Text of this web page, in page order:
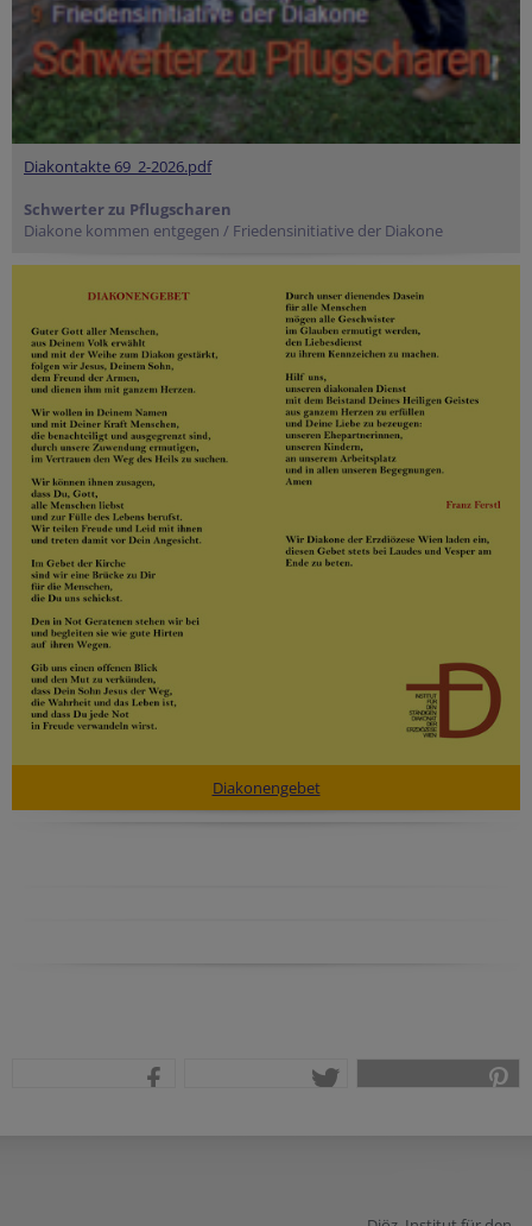
Diakontakte 69_2-2026.pdf
Schwerter zu Pflugscharen
Diakone kommen entgegen / Friedensinitiative der Diakone
Diakonengebet